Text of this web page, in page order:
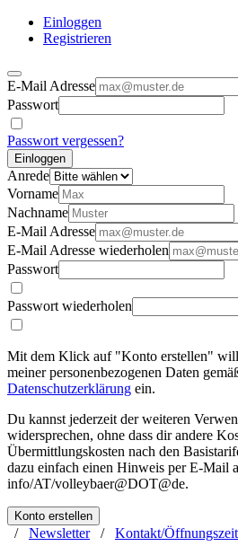
Einloggen
Registrieren
E-Mail Adresse
Passwort
Passwort vergessen?
Einloggen
Anrede
Vorname
Nachname
E-Mail Adresse
E-Mail Adresse wiederholen
Passwort
Passwort wiederholen
Mit dem Klick auf "Konto erstellen"
meiner personenbezogenen Daten
Datenschutzerklärung ein.
Du kannst jederzeit der weiteren
widersprechen, ohne dass dir andere
Übermittlungskosten nach den
dazu einfach einen Hinweis per E-Mail
info/AT/volleybaer@DOT@de.
Konto erstellen
/ Newsletter/ Kontakt/